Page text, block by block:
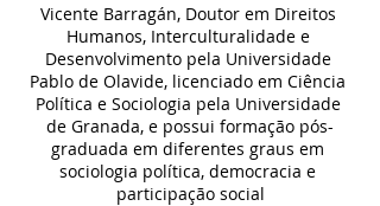
Vicente Barragán, Doutor em Direitos
Humanos, Interculturalidade e
Desenvolvimento pela Universidade
Pablo de Olavide, licenciado em Ciência
Política e Sociologia pela Universidade
de Granada, e possui formação pós-
graduada em diferentes graus em
sociologia política, democracia e
participação social